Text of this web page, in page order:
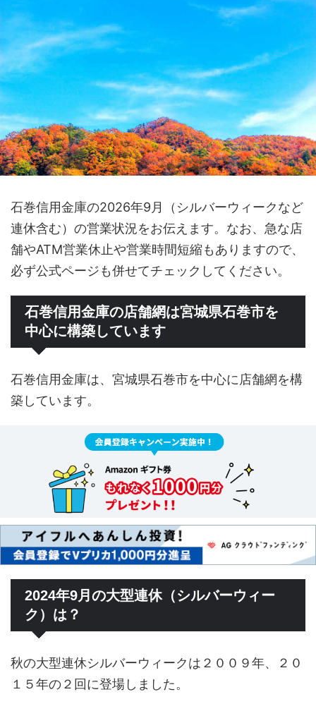
石巻信用金庫の2026年9月（シルバーウィークなど
連休含む）の営業状況をお伝えます。なお、急な店
舗やATM営業休止や営業時間短縮もありますので、
必ず公式ページも併せてチェックしてください。
石巻信用金庫の店舗網は宮城県石巻市を
中心に構築しています
石巻信用金庫は、宮城県石巻市を中心に店舗網を構
築しています。
2024年9月の大型連休（シルバーウィー
ク）は？
秋の大型連休シルバーウィークは２００９年、２０
１５年の２回に登場しました。